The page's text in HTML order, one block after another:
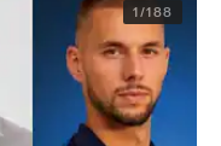
1/188